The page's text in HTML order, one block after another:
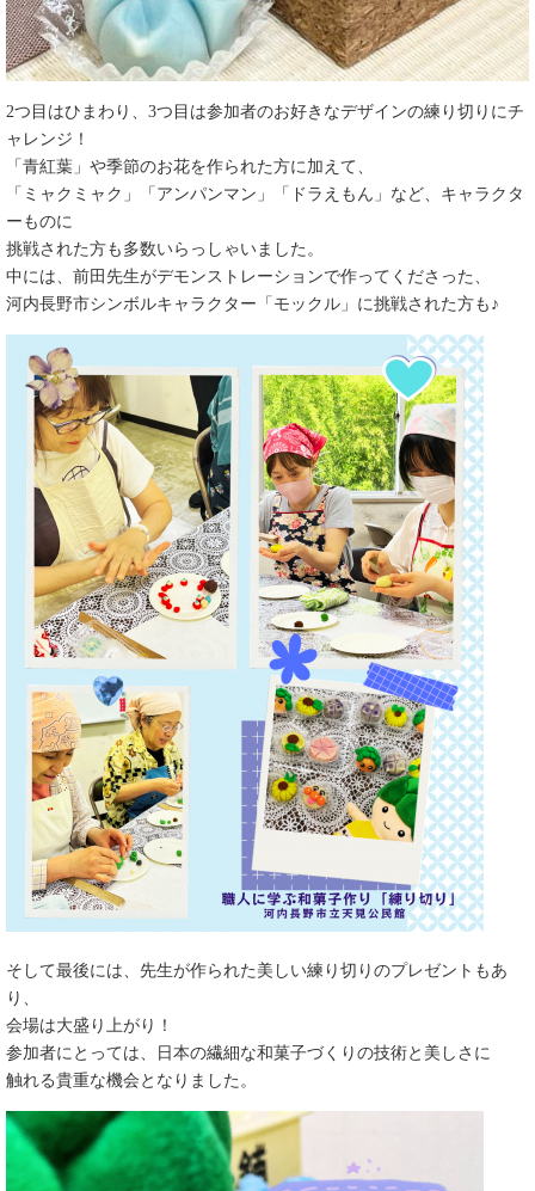
2つ目はひまわり、3つ目は参加者のお好きなデザインの練り切りにチ
ャレンジ！
「青紅葉」や季節のお花を作られた方に加えて、
「ミャクミャク」「アンパンマン」「ドラえもん」など、キャラクタ
ーものに
挑戦された方も多数いらっしゃいました。
中には、前田先生がデモンストレーションで作ってくださった、
河内長野市シンボルキャラクター「モックル」に挑戦された方も♪
​そして最後には、先生が作られた美しい練り切りのプレゼントもあ
り、
会場は大盛り上がり！
​参加者にとっては、日本の繊細な和菓子づくりの技術と美しさに
触れる貴重な機会となりました。